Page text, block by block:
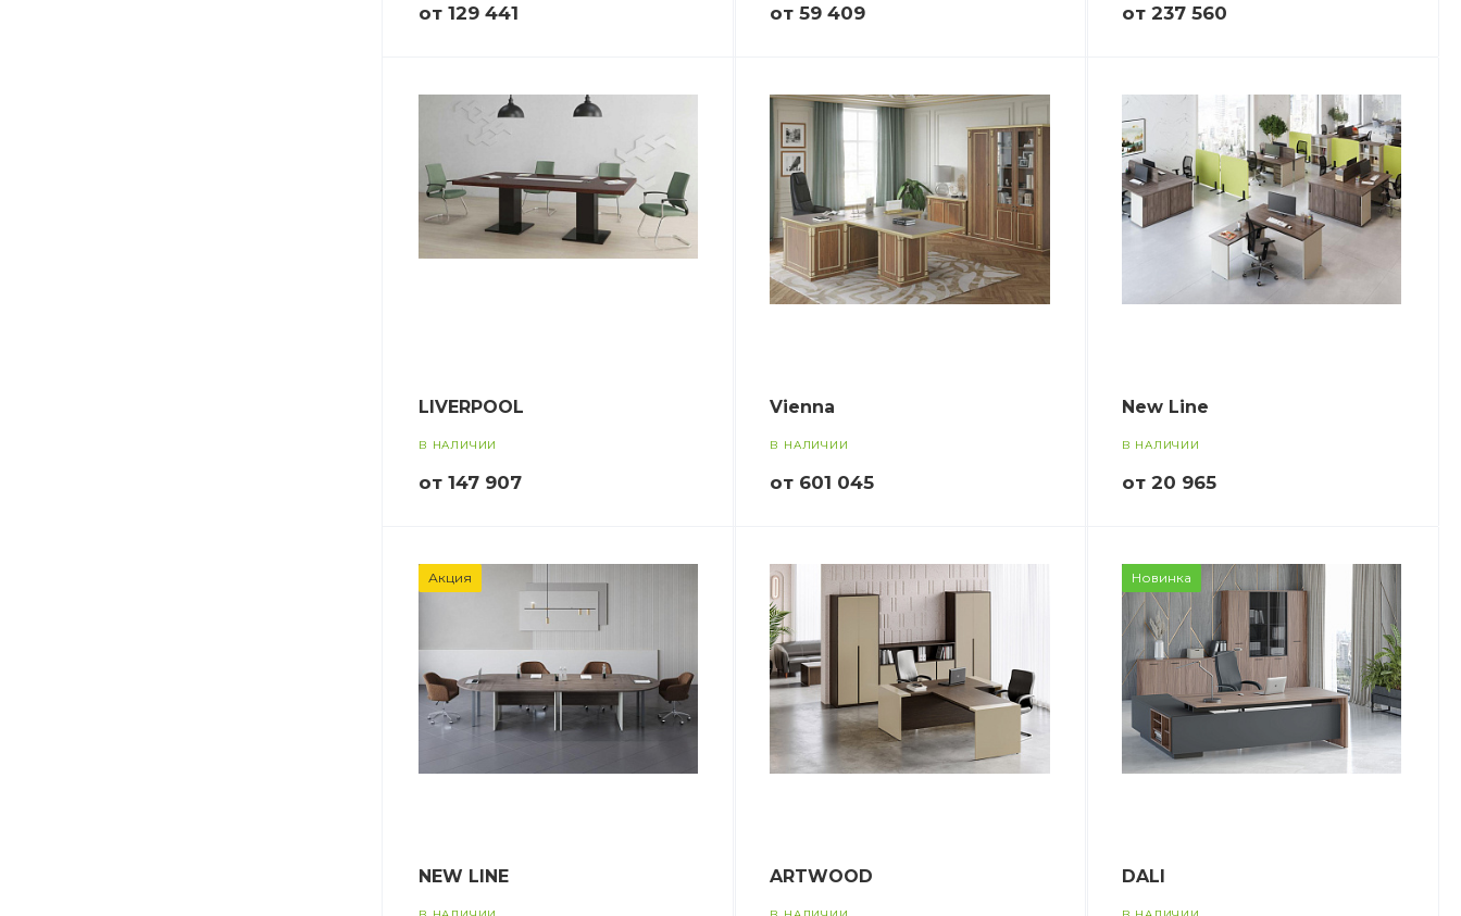
от 129 441 от 59 409 от 237 560
LIVERPOOL
В НАЛИЧИИ
от 147 907
Vienna
В НАЛИЧИИ
от 601 045
New Line
В НАЛИЧИИ
от 20 965
Акция
NEW LINE ARTWOOD
Новинка
DALI